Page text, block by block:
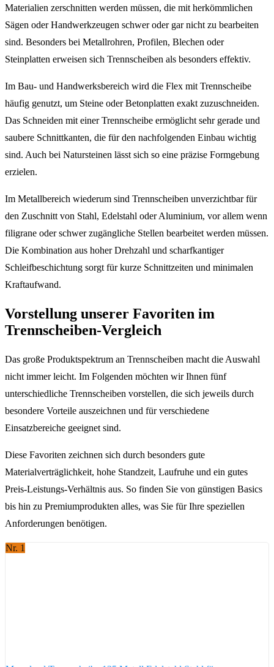
Materialien zerschnitten werden müssen, die mit herkömmlichen
Sägen oder Handwerkzeugen schwer oder gar nicht zu bearbeiten
sind. Besonders bei Metallrohren, Profilen, Blechen oder
Steinplatten erweisen sich Trennscheiben als besonders effektiv.
Im Bau- und Handwerksbereich wird die Flex mit Trennscheibe
häufig genutzt, um Steine oder Betonplatten exakt zuzuschneiden.
Das Schneiden mit einer Trennscheibe ermöglicht sehr gerade und
saubere Schnittkanten, die für den nachfolgenden Einbau wichtig
sind. Auch bei Natursteinen lässt sich so eine präzise Formgebung
erzielen.
Im Metallbereich wiederum sind Trennscheiben unverzichtbar für
den Zuschnitt von Stahl, Edelstahl oder Aluminium, vor allem wenn
filigrane oder schwer zugängliche Stellen bearbeitet werden müssen.
Die Kombination aus hoher Drehzahl und scharfkantiger
Schleifbeschichtung sorgt für kurze Schnittzeiten und minimalen
Kraftaufwand.
Vorstellung unserer Favoriten im
Trennscheiben-Vergleich
Das große Produktspektrum an Trennscheiben macht die Auswahl
nicht immer leicht. Im Folgenden möchten wir Ihnen fünf
unterschiedliche Trennscheiben vorstellen, die sich jeweils durch
besondere Vorteile auszeichnen und für verschiedene
Einsatzbereiche geeignet sind.
Diese Favoriten zeichnen sich durch besonders gute
Materialverträglichkeit, hohe Standzeit, Laufruhe und ein gutes
Preis-Leistungs-Verhältnis aus. So finden Sie von günstigen Basics
bis hin zu Premiumprodukten alles, was Sie für Ihre speziellen
Anforderungen benötigen.
Nr. 1